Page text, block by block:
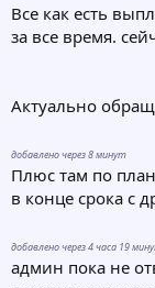
Все как есть
за все время.
Актуально
добавлено через 8 минут
Плюс там по
в конце срока с
добавлено через 4 часа 19
админ пока не